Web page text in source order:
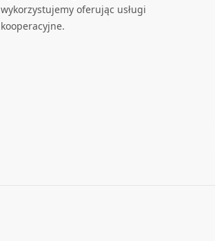
wykorzystujemy oferując usługi
kooperacyjne.